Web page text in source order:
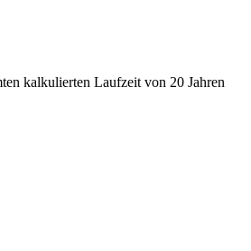
kalkulierten Laufzeit von 20 Jahren